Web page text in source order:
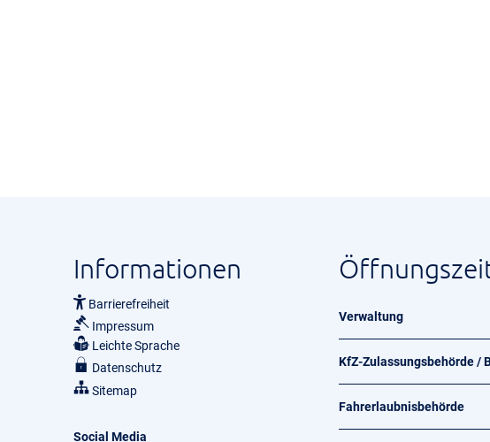
Informationen
Barrierefreiheit
Impressum
Leichte Sprache
Datenschutz
Sitemap
Social Media
Verwaltung
KfZ-Zulassungsbehörde /
Fahrerlaubnisbehörde